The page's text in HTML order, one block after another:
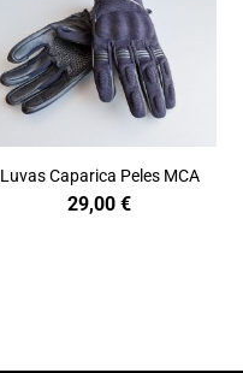
Luvas Caparica Peles MCA
29,00€